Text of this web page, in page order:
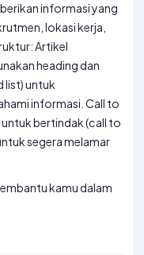
informasi yang
lokasi kerja,
Artikel
heading dan
list) untuk
informasi. Call to
bertindak (call to
segera melamar
kamu dalam